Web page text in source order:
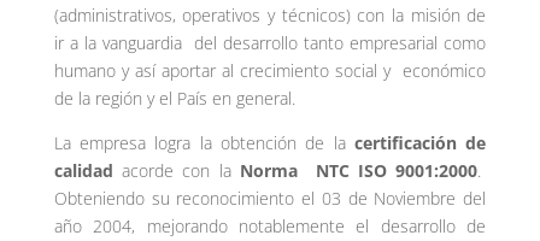
(administrativos, operativos y técnicos) con la misión de
ir a la vanguardia del desarrollo tanto empresarial como
humano y así aportar al crecimiento social y económico
de la región y el País en general.
La empresa logra la obtención de lacertificación de
calidad acorde con la Norma NTC ISO 9001:2000.
Obteniendo su reconocimiento el 03 de Noviembre del
año 2004, mejorando notablemente el desarrollo de